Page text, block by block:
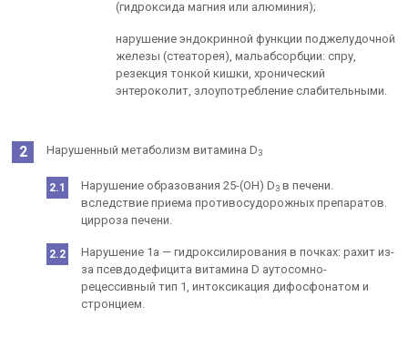
(гидроксида магния или алюминия);
нарушение эндокринной функции поджелудочной
железы (стеаторея), мальабсорбции: спру,
резекция тонкой кишки, хронический
энтероколит, злоупотребление слабительными.
Нарушенный метаболизм витамина D3
Нарушение образования 25-(ОН) D3 в печени.
вследствие приема противосудорожных препаратов.
цирроза печени.
Нарушение 1а — гидроксилирования в почках: рахит из-
за псевдодефицита витамина D аутосомно-
рецессивный тип 1, интоксикация дифосфонатом и
стронцием.